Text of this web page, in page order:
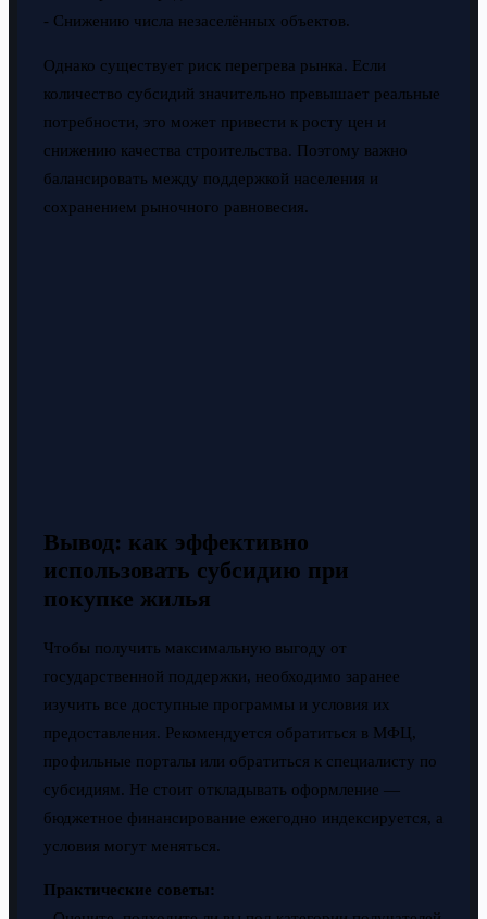
- Снижению числа незаселённых объектов.
Однако существует риск перегрева рынка. Если
количество субсидий значительно превышает реальные
потребности, это может привести к росту цен и
снижению качества строительства. Поэтому важно
балансировать между поддержкой населения и
сохранением рыночного равновесия.
Вывод: как эффективно
использовать субсидию при
покупке жилья
Чтобы получить максимальную выгоду от
государственной поддержки, необходимо заранее
изучить все доступные программы и условия их
предоставления. Рекомендуется обратиться в МФЦ,
профильные порталы или обратиться к специалисту по
субсидиям. Не стоит откладывать оформление —
бюджетное финансирование ежегодно индексируется, а
условия могут меняться.
Практические советы: